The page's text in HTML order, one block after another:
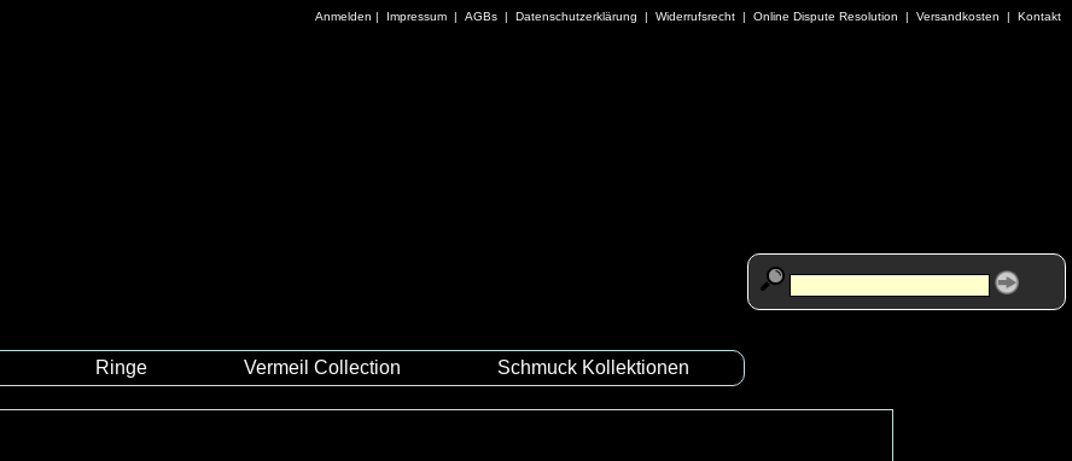
Anmelden | Impressum | AGBs | Datenschutzerklärung | Widerrufsrecht | Online Dispute Resolution | Versandkosten | Kontakt
Ringe Vermeil Collection Schmuck Kollektionen